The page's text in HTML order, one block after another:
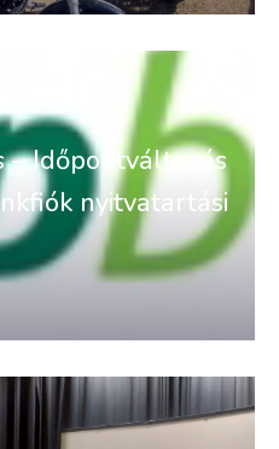
– Időpontváltozás
nyitvatartási